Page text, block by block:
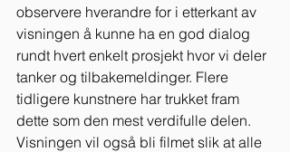
observere hverandre for i etterkant av
visningen å kunne ha en god dialog
rundt hvert enkelt prosjekt hvor vi deler
tanker og tilbakemeldinger. Flere
tidligere kunstnere har trukket fram
dette som den mest verdifulle delen.
Visningen vil også bli filmet slik at alle